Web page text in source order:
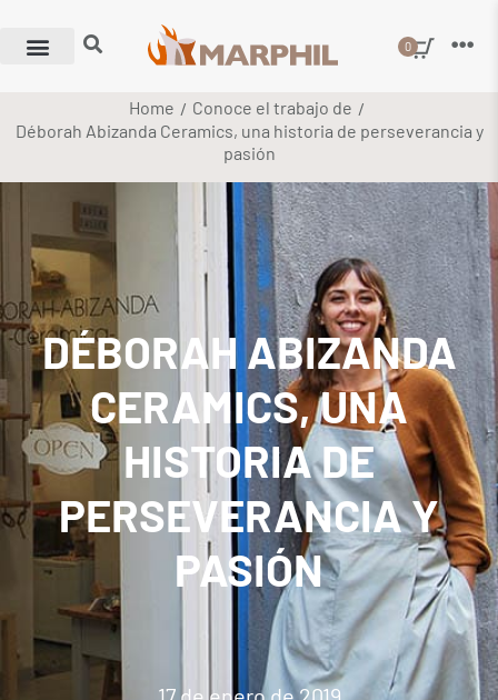
0
Home / Conoce el trabajo de /
Déborah Abizanda Ceramics, una historia de perseverancia y
pasión
DÉBORAH ABIZANDA
CERAMICS, UNA
HISTORIA DE
PERSEVERANCIA Y
PASIÓN